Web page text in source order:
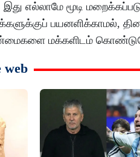
எல்லாமே மூடி
பயனளிக்காமல்,
மக்களிடம்
web